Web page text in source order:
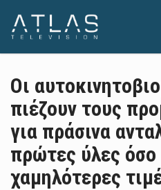
Οι
πιέζουν τους
για πράσινα
πρώτες ύλες όσο
χαμηλότερες